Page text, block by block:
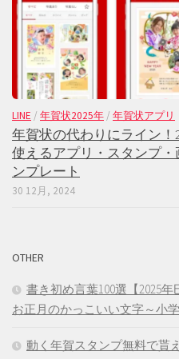
LINE / 年賀状2025年 / 年賀状アプリ
年賀状の代わりにライン！
使えるアプリ・スタンプ
ンプレート
30 12月, 2024
OTHER
書き初め言葉100選【2025
お正月のかっこいい文字～小
動く年賀スタンプ無料で貰